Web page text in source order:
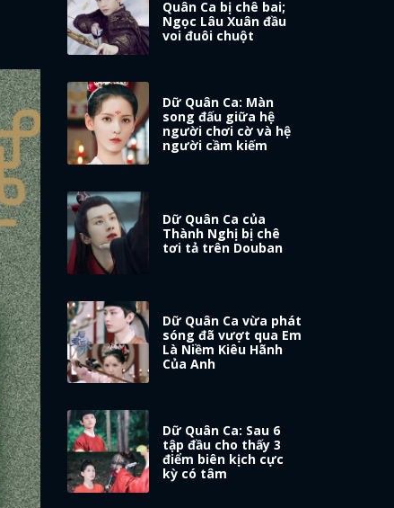
Quân Ca bị chê bai;
Ngọc Lâu Xuân đầu
voi đuôi chuột
Dữ Quân Ca: Màn
song đấu giữa hệ
người chơi cờ và hệ
người cầm kiếm
Dữ Quân Ca của
Thành Nghị bị chê
tơi tả trên Douban
Dữ Quân Ca vừa phát
sóng đã vượt qua Em
Là Niềm Kiêu Hãnh
Của Anh
Dữ Quân Ca: Sau 6
tập đầu cho thấy 3
điểm biên kịch cực
kỳ có tâm